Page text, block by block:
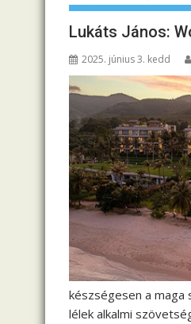
Lukáts János:
2025. június 3. kedd
készségesen a
lélek alkalmi